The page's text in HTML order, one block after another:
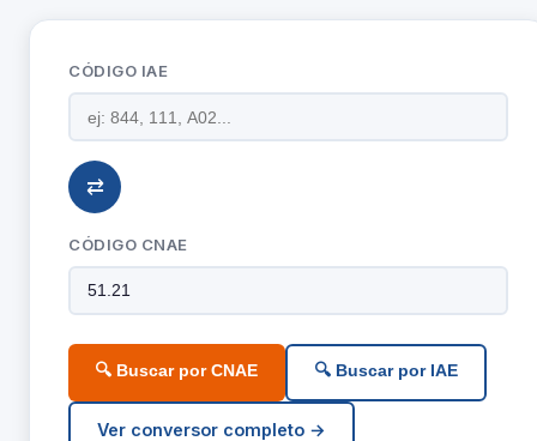
CÓDIGO IAE
⇄
CÓDIGO CNAE
🔍 Buscar por CNAE 🔍 Buscar por IAE
Ver conversor completo →